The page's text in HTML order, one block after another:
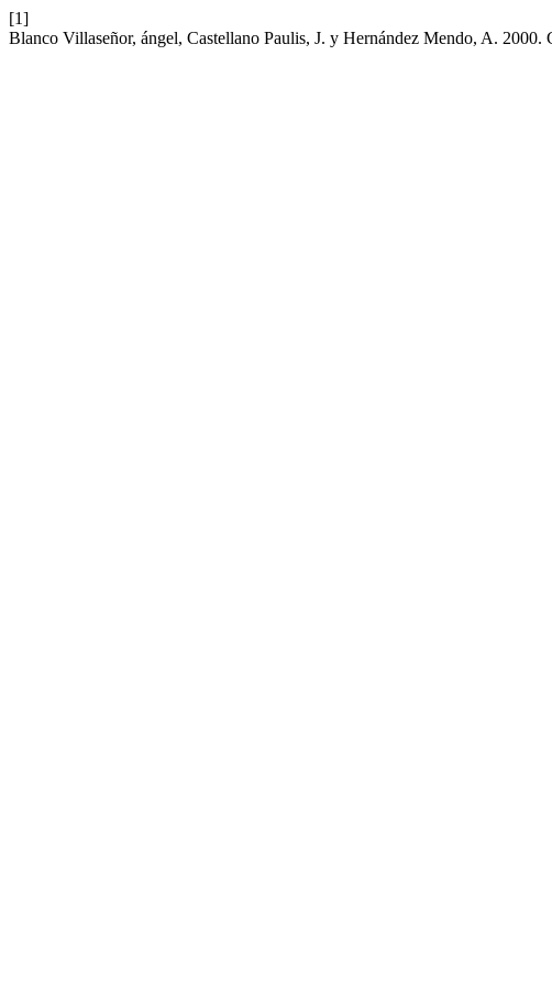
[1]
Blanco Villaseñor, ángel, Castellano Paulis, J. y Hernández Mendo, A.